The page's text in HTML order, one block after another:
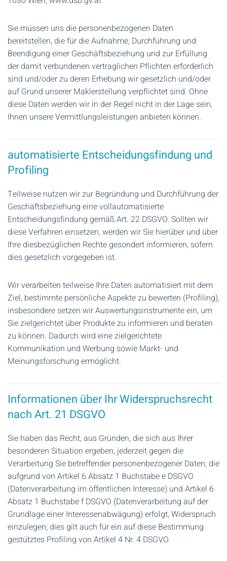
Sie müssen uns die personenbezogenen Daten
bereitstellen, die für die Aufnahme, Durchführung und
Beendigung einer Geschäftsbeziehung und zur Erfüllung
der damit verbundenen vertraglichen Pflichten erforderlich
sind und/oder zu deren Erhebung wir gesetzlich und/oder
auf Grund unserer Maklerstellung verpflichtet sind. Ohne
diese Daten werden wir in der Regel nicht in der Lage sein,
Ihnen unsere Vermittlungsleistungen anbieten können.
automatisierte Entscheidungsfindung und
Profiling
Teilweise nutzen wir zur Begründung und Durchführung der
Geschäftsbeziehung eine vollautomatisierte
Entscheidungsfindung gemäß Art. 22 DSGVO. Sollten wir
diese Verfahren einsetzen, werden wir Sie hierüber und über
Ihre diesbezüglichen Rechte gesondert informieren, sofern
dies gesetzlich vorgegeben ist.
Wir verarbeiten teilweise Ihre Daten automatisiert mit dem
Ziel, bestimmte persönliche Aspekte zu bewerten (Profiling),
insbesondere setzen wir Auswertungsinstrumente ein, um
Sie zielgerichtet über Produkte zu informieren und beraten
zu können. Dadurch wird eine zielgerichtete
Kommunikation und Werbung sowie Markt- und
Meinungsforschung ermöglicht.
Informationen über Ihr Widerspruchsrecht
nach Art. 21 DSGVO
Sie haben das Recht, aus Gründen, die sich aus Ihrer
besonderen Situation ergeben, jederzeit gegen die
Verarbeitung Sie betreffender personenbezogener Daten, die
aufgrund von Artikel 6 Absatz 1 Buchstabe e DSGVO
(Datenverarbeitung im öffentlichen Interesse) und Artikel 6
Absatz 1 Buchstabe f DSGVO (Datenverarbeitung auf der
Grundlage einer Interessenabwägung) erfolgt, Widerspruch
einzulegen; dies gilt auch für ein auf diese Bestimmung
gestütztes Profiling von Artikel 4 Nr. 4 DSGVO.